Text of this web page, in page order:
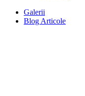
Galerii
Blog Articole